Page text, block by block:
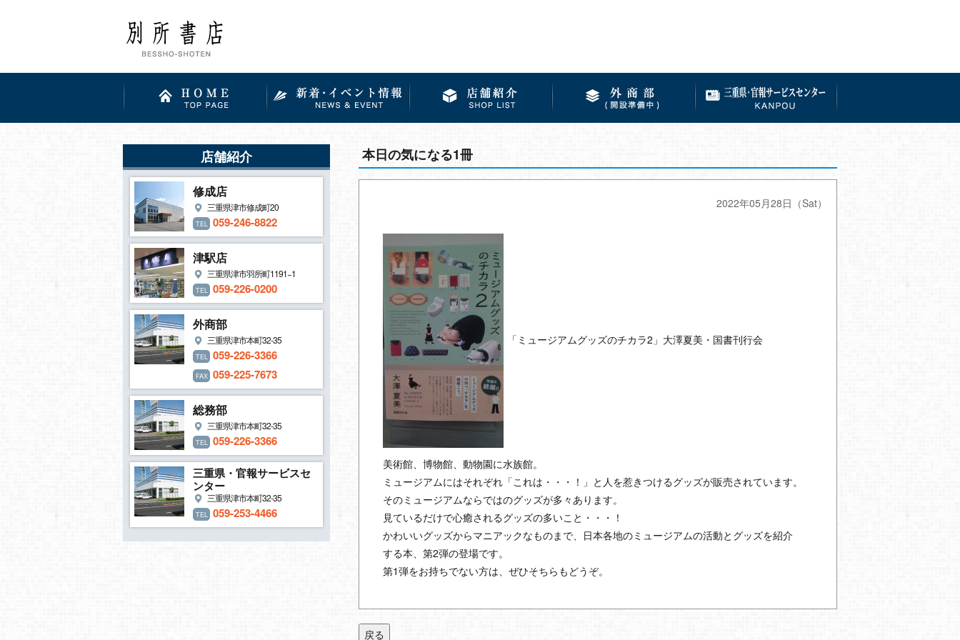
店舗紹介
修成店
三重県津市修成町20
TEL 059-246-8822
津駅店
三重県津市羽所町1191−1
TEL 059-226-0200
外商部
三重県津市本町32-35
TEL 059-226-3366
FAX 059-225-7673
総務部
三重県津市本町32-35
TEL 059-226-3366
三重県・官報サービスセ
ンター
三重県津市本町32-35
TEL 059-253-4466
本日の気になる1冊
2022年05月28日（Sat）
「ミュージアムグッズのチカラ2」大澤夏美・国書刊行会
美術館、博物館、動物園に水族館。
ミュージアムにはそれぞれ「これは・・・！」と人を惹きつけるグッズが販売されています。
そのミュージアムならではのグッズが多々あります。
見ているだけで心癒されるグッズの多いこと・・・！
かわいいグッズからマニアックなものまで、日本各地のミュージアムの活動とグッズを紹介
する本、第2弾の登場です。
第1弾をお持ちでない方は、ぜひそちらもどうぞ。
戻る